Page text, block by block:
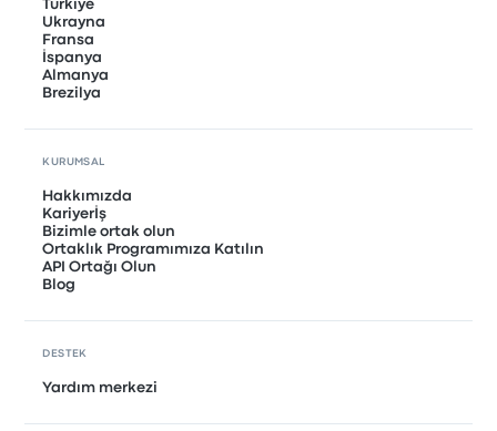
Türkiye
Ukrayna
Fransa
İspanya
Almanya
Brezilya
KURUMSAL
Hakkımızda
Kariyerİş
Bizimle ortak olun
Ortaklık Programımıza Katılın
API Ortağı Olun
Blog
DESTEK
Yardım merkezi